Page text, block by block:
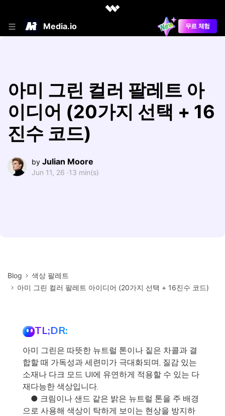
Media.io 무료 체험
아미 그린 컬러 팔레트 아
이디어 (20가지 선택 + 16
진수 코드)
by Julian Moore
Jun 11, 26 ·13 min(s)
Blog
색상 팔레트
아미 그린 컬러 팔레트 아이디어 (20가지 선택 + 16진수 코드)
TL;DR:
아미 그린은 따뜻한 뉴트럴 톤이나 짙은 차콜과 결
합할 때 가독성과 세련미가 극대화되며, 질감 있는
소재나 다크 모드 UI에 유연하게 적용할 수 있는 다
재다능한 색상입니다.
● 크림이나 샌드 같은 밝은 뉴트럴 톤을 주 배경
으로 사용해 색상이 탁하게 보이는 현상을 방지하